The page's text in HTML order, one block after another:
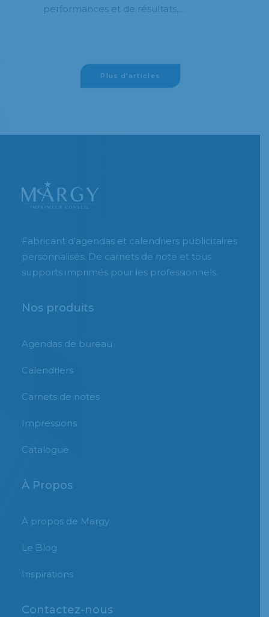
performances et de résultats,…
Plus d’articles
Fabricant d’agendas et calendriers publicitaires
personnalisés. De carnets de note et tous
supports imprimés pour les professionnels.
Nos produits
Agendas de bureau
Calendriers
Carnets de notes
Impressions
Catalogue
À Propos
À propos de Margy
Le Blog
Inspirations
Contactez-nous